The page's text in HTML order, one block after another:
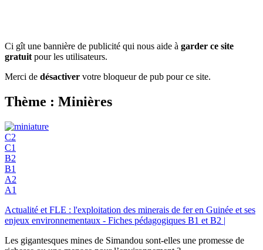
Ci gît une bannière de publicité qui nous aide à garder ce site
gratuit pour les utilisateurs.
Merci de désactiver votre bloqueur de pub pour ce site.
Thème : Minières
C2
C1
B2
B1
A2
A1
Actualité et FLE : l'exploitation des minerais de fer en Guinée et ses
enjeux environnementaux - Fiches pédagogiques B1 et B2 |
Les gigantesques mines de Simandou sont-elles une promesse de